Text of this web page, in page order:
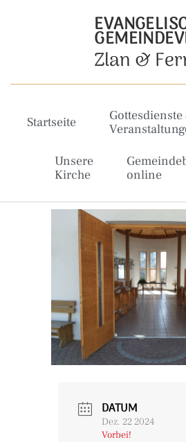
Zlan &
Startseite
Gottesdienste
Unsere
Kirche
online
DATUM
Dez. 22 2024
Vorbei!